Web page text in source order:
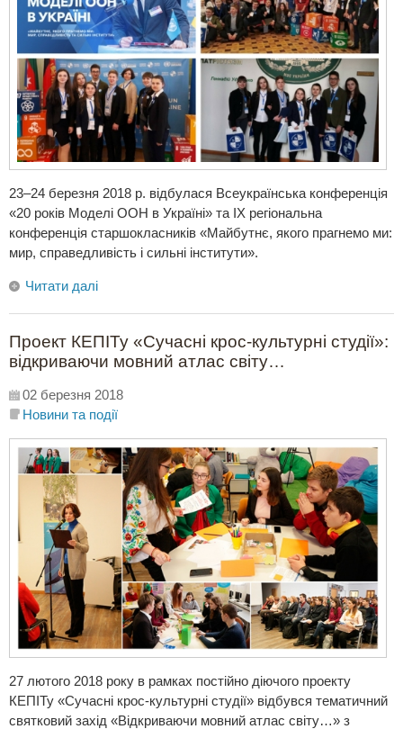
23–24 березня 2018 р. відбулася Всеукраїнська конференція
«20 років Моделі ООН в Україні» та ІХ регіональна
конференція старшокласників «Майбутнє, якого прагнемо ми:
мир, справедливість і сильні інститути».
Читати далі
Проект КЕПІТу «Сучасні крос-культурні студії»:
відкриваючи мовний атлас світу…
02 березня 2018
Новини та події
27 лютого 2018 року в рамках постійно діючого проекту
КЕПІТу «Сучасні крос-культурні студії» відбувся тематичний
святковий захід «Відкриваючи мовний атлас світу…» з